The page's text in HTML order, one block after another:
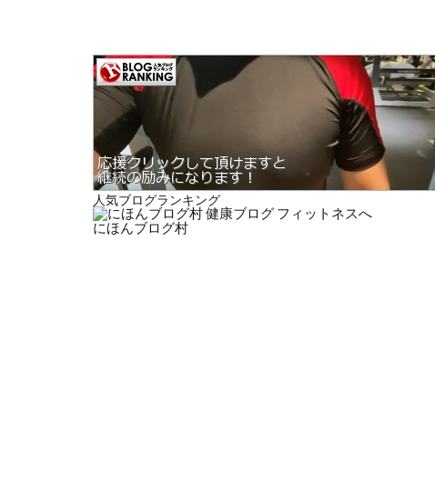
人気ブログランキング
にほんブログ村